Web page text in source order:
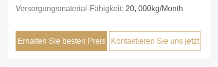
Versorgungsmaterial-Fähigkeit: 20, 000kg/month
Erhalten Sie besten Preis Kontaktieren Sie uns jetzt